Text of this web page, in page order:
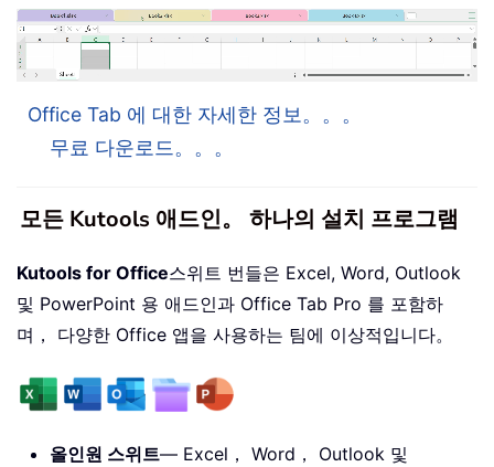
Office Tab 에 대한 자세한 정보。。。
무료 다운로드。。。
모든 Kutools 애드인。 하나의 설치 프로그램
Kutools for Office스위트 번들은 Excel, Word, Outlook
및 PowerPoint 용 애드인과 Office Tab Pro 를 포함하
며， 다양한 Office 앱을 사용하는 팀에 이상적입니다。
올인원 스위트— Excel， Word， Outlook 및